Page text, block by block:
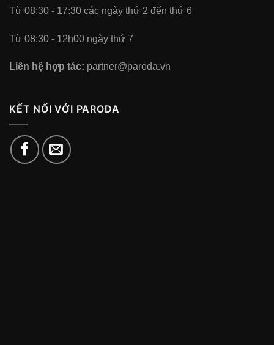
Từ 08:30 - 17:30 các ngày thứ 2 đến thứ 6
Từ 08:30 - 12h00 ngày thứ 7
Liên hệ hợp tác: partner@paroda.vn
KẾT NỐI VỚI PARODA